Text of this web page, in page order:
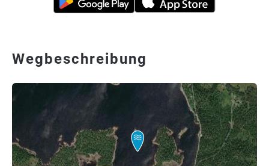
Wegbeschreibung